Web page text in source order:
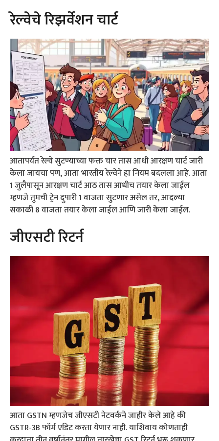
रेल्वेचे रिझर्वेशन चार्ट
आतापर्यंत रेल्वे सुटण्याच्या फक्त चार तास आधी आरक्षण चार्ट जारी
केला जायचा पण, आता भारतीय रेल्वेने हा नियम बदलला आहे. आता
1 जुलैपासून आरक्षण चार्ट आठ तास आधीच तयार केला जाईल
म्हणजे तुमची ट्रेन दुपारी 1 वाजता सुटणार असेल तर, आदल्या
सकाळी 8 वाजता तयार केला जाईल आणि जारी केला जाईल.
जीएसटी रिटर्न
आता GSTN म्हणजेच जीएसटी नेटवर्कने जाहीर केले आहे की
GSTR-3B फॉर्म एडिट करता येणार नाही. याशिवाय कोणताही